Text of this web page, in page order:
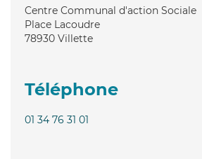
Centre Communal d'action Sociale
Place Lacoudre
78930 Villette
Téléphone
01 34 76 31 01